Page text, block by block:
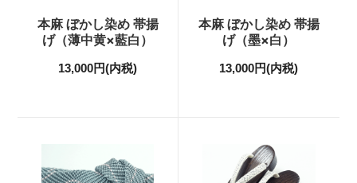
本麻 ぼかし染め 帯揚
げ（薄中黄×藍白）
13,000円(内税)
本麻 ぼかし染め 帯揚
げ（墨×白）
13,000円(内税)